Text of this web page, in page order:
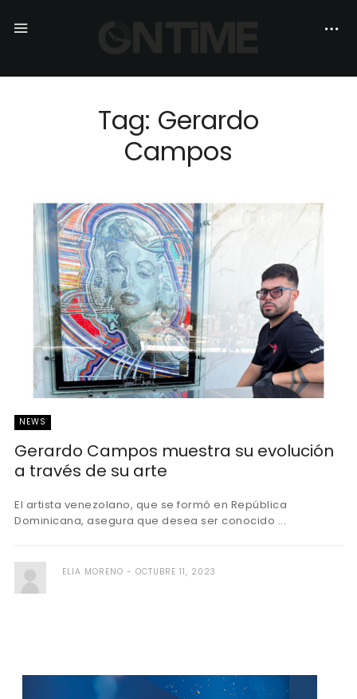
Tag: Gerardo
Campos
NEWS
Gerardo Campos muestra su evolución
a través de su arte
El artista venezolano, que se formó en República
Dominicana, asegura que desea ser conocido ...
ELIA MORENO OCTUBRE 11, 2023